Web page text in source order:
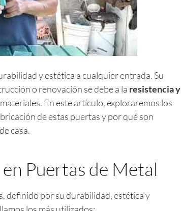
y estética a cualquier entrada. Su
o renovación se debe a la resistencia y
En este artículo, exploraremos los
de estas puertas y por qué son
casa.
Puertas de Metal
definido por su durabilidad, estética y